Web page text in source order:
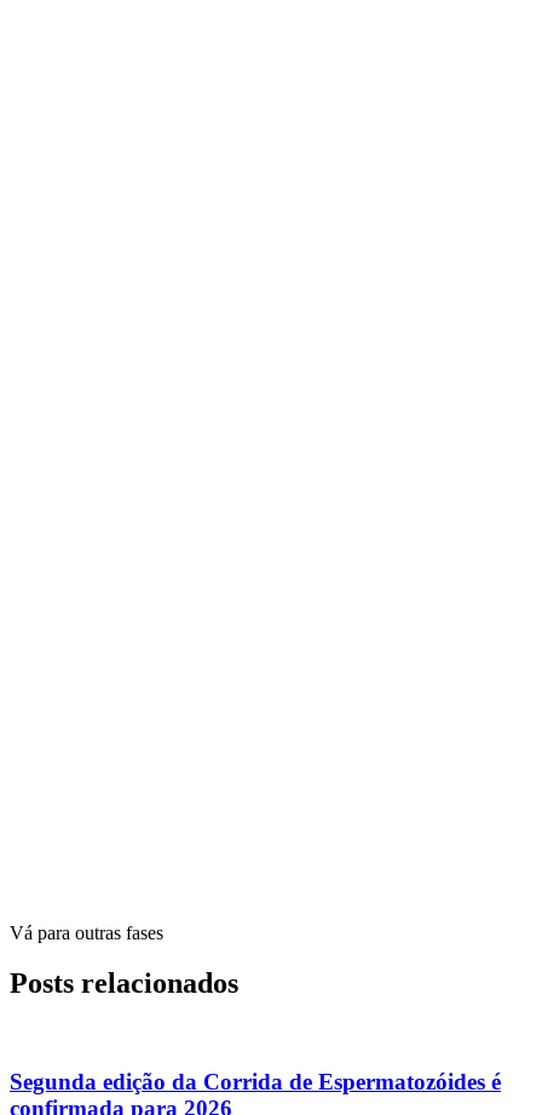
Vá para outras fases
Posts relacionados
Segunda edição da Corrida de Espermatozóides é
confirmada para 2026